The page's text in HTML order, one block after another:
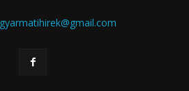
gyarmatihirek@gmail.com